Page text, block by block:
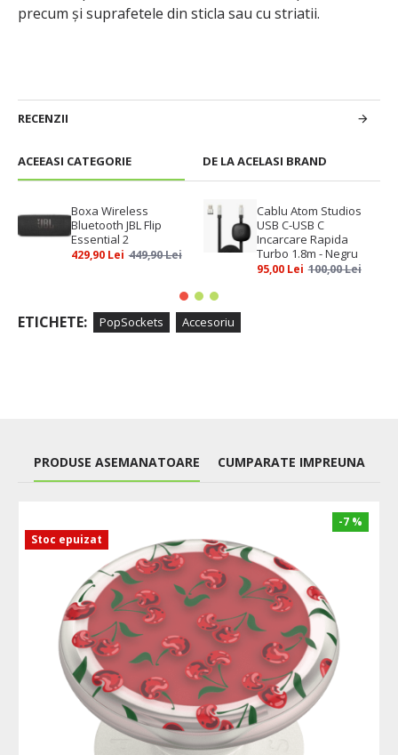
ACEEASI CATEGORIE DE LA ACELASI BRAND
Boxa Wireless
Bluetooth JBL Flip
Essential 2
429,90 Lei 449,90 Lei
Cablu Atom Studios
USB C-USB C
Incarcare Rapida
Turbo 1.8m - Negru
95,00 Lei 100,00 Lei
precum și suprafetele din sticla sau cu striatii.
RECENZII
ETICHETE: PopSockets Accesoriu
PRODUSE ASEMANATOARE CUMPARATE IMPREUNA
-7 %
Stoc epuizat